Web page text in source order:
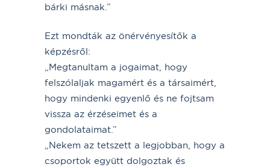
bárki másnak.”
Ezt mondták az önérvényesítők a
képzésről:
„Megtanultam a jogaimat, hogy
felszólaljak magamért és a társaimért,
hogy mindenki egyenlő és ne fojtsam
vissza az érzéseimet és a
gondolataimat.”
„Nekem az tetszett a legjobban, hogy a
csoportok együtt dolgoztak és